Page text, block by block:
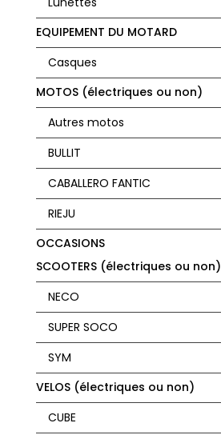
EQUIPEMENT DU MOTARD
Casques
MOTOS (électriques ou non)
Autres motos
BULLIT
CABALLERO FANTIC
RIEJU
OCCASIONS
SCOOTERS (électriques ou non)
NECO
SUPER SOCO
SYM
VELOS (électriques ou non)
CUBE